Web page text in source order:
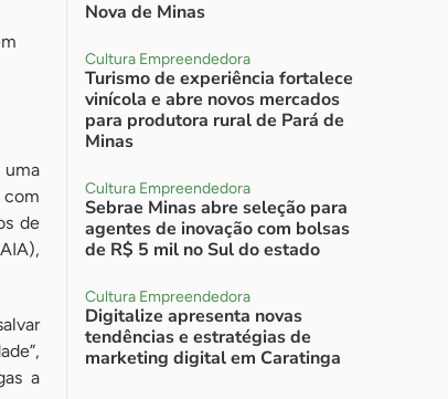
uma
de
a
Nova de Minas
Cultura Empreendedora
Turismo de experiência fortalece
vinícola e abre novos mercados
para produtora rural de Pará de
Minas
Cultura Empreendedora
Sebrae Minas abre seleção para
agentes de inovação com bolsas
de R$ 5 mil no Sul do estado
Cultura Empreendedora
Digitalize apresenta novas
tendências e estratégias de
marketing digital em Caratinga